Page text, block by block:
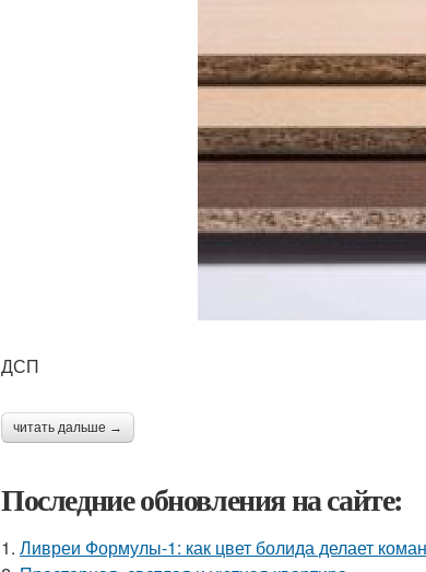
ДСП
читать дальше →
Последние обновления на сайте:
1. Ливреи Формулы-1: как цвет болида делает